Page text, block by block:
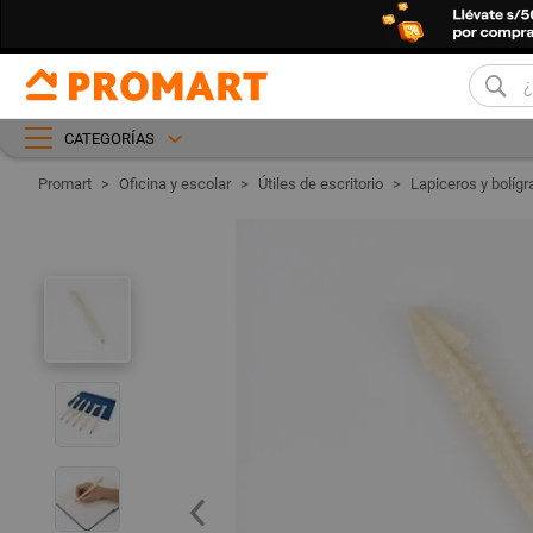
CATEGORÍAS
Oficina y escolar Útiles de escritorio
Lapiceros y